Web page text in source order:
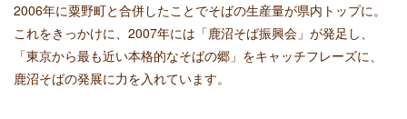
2006年に粟野町と合併したことでそばの生産量が県内トップに。
これをきっかけに、2007年には「鹿沼そば振興会」が発足し、
「東京から最も近い本格的なそばの郷」をキャッチフレーズに、
鹿沼そばの発展に力を入れています。